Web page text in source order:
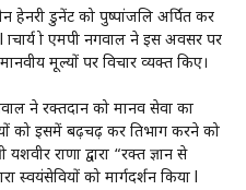
हेनरी डुनेंट को पुष्पांजलि अर्पित कर
प्रो एमपी नगवाल ने इस अवसर पर
मूल्यों पर विचार व्यक्त किए।
ने रक्तदान को मानव सेवा का
को इसमें बढ़चढ़ कर प्रतिभाग करने को
राणा द्वारा “रक्त ज्ञान से
स्वयंसेवियों को मार्गदर्शन किया l